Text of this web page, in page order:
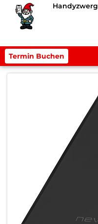
Handyzwerg
Termin Buchen